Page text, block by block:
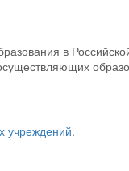
в
учреждений.